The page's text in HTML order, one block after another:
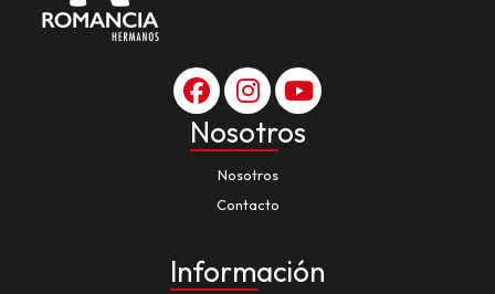
Nosotros
Nosotros
Contacto
Información